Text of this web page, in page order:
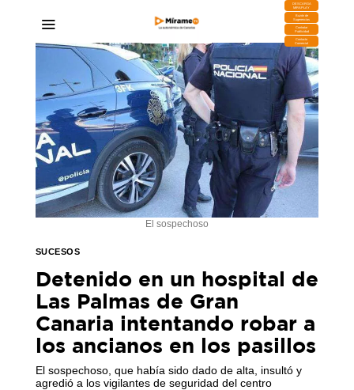
DESCARGA
MIRAPLAY
Buzón de
Sugerencias
Contratar
Publicidad
Contacto
Comercial
El sospechoso
SUCESOS
Detenido en un hospital de
Las Palmas de Gran
Canaria intentando robar a
los ancianos en los pasillos
El sospechoso, que había sido dado de alta, insultó y
agredió a los vigilantes de seguridad del centro